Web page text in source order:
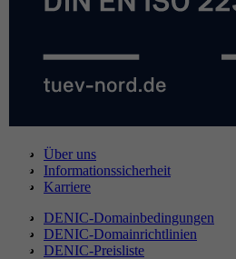
Über uns
Informationssicherheit
Karriere
DENIC-Domainbedingungen
DENIC-Domainrichtlinien
DENIC-Preisliste